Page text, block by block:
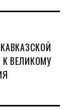
ВЕЛИКОМУ